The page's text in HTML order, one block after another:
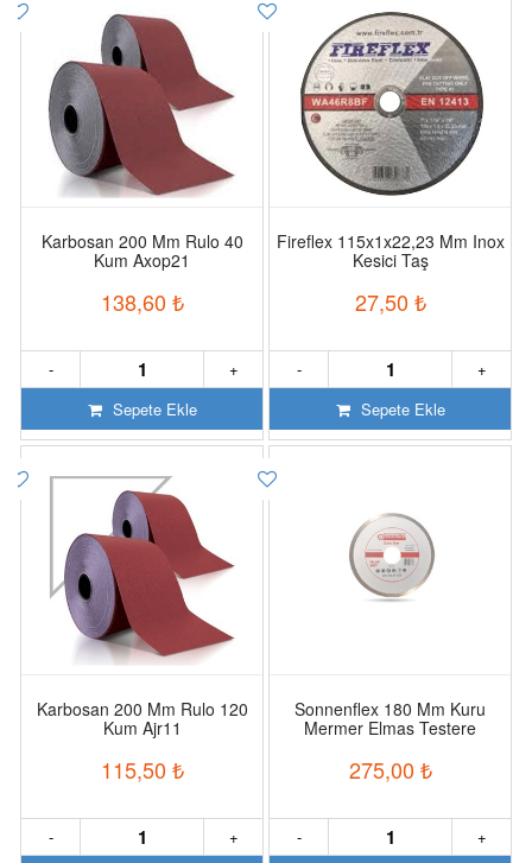
Karbosan 200 Mm Rulo 40
Kum Axop21
138,60 ₺
+
-
Sepete Ekle
Fireflex 115x1x22,23 Mm Inox
Kesici Taş
27,50 ₺
+
-
Sepete Ekle
Karbosan 200 Mm Rulo 120
Kum Ajr11
115,50 ₺
+
-
Sonnenflex 180 Mm Kuru
Mermer Elmas Testere
275,00 ₺
+
-